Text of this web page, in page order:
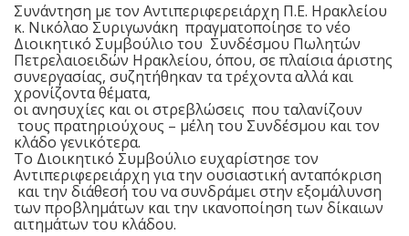
Συνάντηση με τον Αντιπεριφερειάρχη Π.Ε. Ηρακλείου
κ. Νικόλαο Συριγωνάκη πραγματοποίησε το νέο
Διοικητικό Συμβούλιο του Συνδέσμου Πωλητών
Πετρελαιοειδών Ηρακλείου, όπου, σε πλαίσια άριστης
συνεργασίας, συζητήθηκαν τα τρέχοντα αλλά και
χρονίζοντα θέματα,
οι ανησυχίες και οι στρεβλώσεις που ταλανίζουν
τους πρατηριούχους – μέλη του Συνδέσμου και τον
κλάδο γενικότερα.
Το Διοικητικό Συμβούλιο ευχαρίστησε τον
Αντιπεριφερειάρχη για την ουσιαστική ανταπόκριση
και την διάθεσή του να συνδράμει στην εξομάλυνση
των προβλημάτων και την ικανοποίηση των δίκαιων
αιτημάτων του κλάδου.